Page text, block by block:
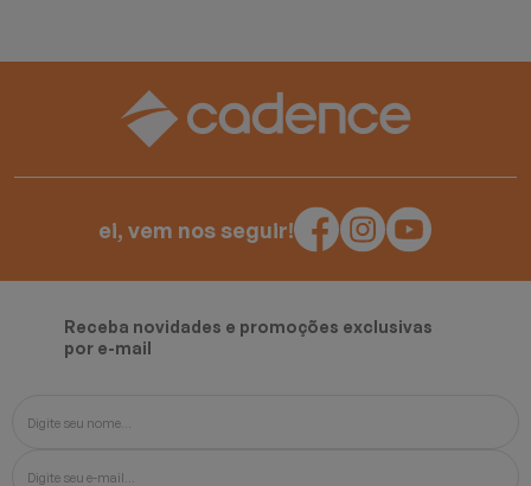
ei, vem nos seguir!
Receba novidades e promoções exclusivas
por e-mail